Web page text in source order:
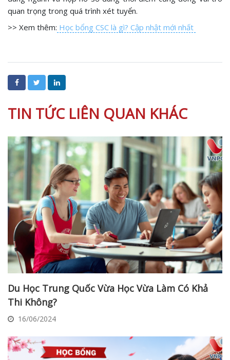
quan trọng trong quá trình xét tuyển.
>> Xem thêm: Học bổng CSC là gì? Cập nhật mới nhất
TIN TỨC LIÊN QUAN KHÁC
Du Học Trung Quốc Vừa Học Vừa Làm Có Khả
Thi Không?
16/06/2024